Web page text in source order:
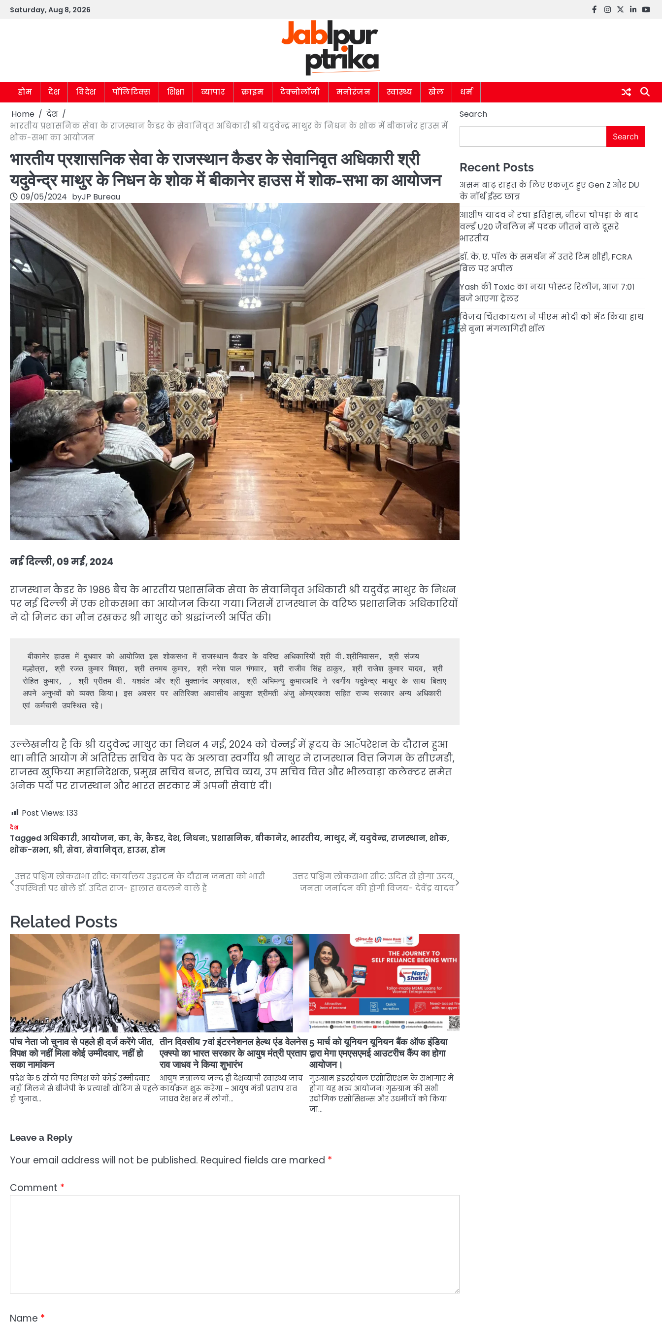
SkipSaturday, Aug 8, 2026 Facebook
instagram
twitter
linkedin
होम देश विदेश पॉलिटिक्स शिक्षा व्यापार क्राइम टेक्नोलॉजी मनोरंजन स्वास्थ्य खेल धर्म
Home
देश
भारतीय प्रशासनिक सेवा के राजस्थान कैडर के सेवानिवृत अधिकारी श्री यदुवेन्द्र माथुर के निधन के शोक में बीकानेर हाउस में
शोक-सभा का आयोजन
भारतीय प्रशासनिक सेवा के राजस्थान कैडर के सेवानिवृत अधिकारी श्री
यदुवेन्द्र माथुर के निधन के शोक में बीकानेर हाउस में शोक-सभा का आयोजन
09/05/2024 byJP Bureau
नई दिल्ली, 09 मई, 2024
राजस्थान कैडर के 1986 बैच के भारतीय प्रशासनिक सेवा के सेवानिवृत अधिकारी श्री यदुवेंद्र माथुर के निधन
पर नई दिल्ली में एक शोकसभा का आयोजन किया गया। जिसमें राजस्थान के वरिष्ठ प्रशासनिक अधिकारियों
ने दो मिनट का मौन रखकर श्री माथुर को श्रद्धांजली अर्पित की।
मल्होत्रा, श्री रजत कुमार मिश्रा, श्री तनमय कुमार, श्री नरेश पाल गंगवार, श्री राजीव सिंह ठाकुर, श्री राजेश कुमार यादव, श्री
रोहित कुमार, , श्री प्रीतम वी. यशवंत और श्री मुक्तानंद अग्रवाल, श्री अभिमन्यु कुमारआदि ने स्वर्गीय यदुवेन्द्र माथुर के साथ बिताए
अपने अनुभवों को व्यक्त किया। इस अवसर पर अतिरिक्त आवासीय आयुक्त श्रीमती अंजु ओमप्रकाश सहित राज्य सरकार अन्य अधिकारी
एवं कर्मचारी उपस्थित रहेे।
उल्लेखनीय है कि श्री यदुवेन्द्र माथुर का निधन 4 मई, 2024 को चेन्नई में हृदय के आॅपरेशन के दौरान हुआ
था। नीति आयोग में अतिरिक्त सचिव के पद के अलावा स्वर्गीय श्री माथुर ने राजस्थान वित्त निगम के सीएमडी,
राजस्व खुफिया महानिदेशक, प्रमुख सचिव बजट, सचिव व्यय, उप सचिव वित्त और भीलवाड़ा कलेक्टर समेत
अनेक पदों पर राजस्थान और भारत सरकार में अपनी सेवाएं दी।
Post Views: 133
देश
Tagged अधिकारी, आयोजन,का,के,कैडर,देश,निधन:,प्रशासनिक,बीकानेर, भारतीय,माथुर,में,यदुवेन्द्र,राजस्थान, शोक,
शोक-सभा,श्री,सेवा,सेवानिवृत,हाउस,होम
Post
उत्तर पश्चिम लोकसभा सीट: कार्यालय उद्घाटन के दौरान जनता को भारी
उपस्थिती पर बोले डॉ. उदित राज- हालात बदलने वाले हैं
उत्तर पश्चिम लोकसभा सीट: उदित से होगा उदय,
जनता जर्नादन की होगी विजय- देवेंद्र यादव
Related Posts
पांच नेता जो चुनाव से पहले ही दर्ज करेंगे जीत,
विपक्ष को नहीं मिला कोई उम्मीदवार, नहीं हो
सका नामांकन
प्रदेश के 5 सीटों पर विपक्ष को कोई उम्मीदवार
नहीं मिलने से बीजेपी के प्रत्याशी वोटिंग से पहले
ही चुनाव…
तीन दिवसीय 7वां इंटरनेशनल हेल्थ एंड वेलनेस
एक्स्पो का भारत सरकार के आयुष मंत्री प्रताप
राव जाधव ने किया शुभारंभ
आयुष मंत्रालय जल्द ही देशव्यापी स्वास्थ्य जांच
कार्यक्रम शुरू करेगा – आयुष मंत्री प्रताप राव
जाधव देश भर में लोगों…
5 मार्च को यूनियन यूनियन बैंक ऑफ इंडिया
द्वारा मेगा एमएसएमई आउटरीच कैंप का होगा
आयोजन।
गुरुग्राम इंडस्ट्रीयल एसोसिएशन के सभागार मे
होगा यह भव्य आयोजन। गुरुग्राम की सभी
उद्योगिक एसोसिशन्स और उधमीयों को किया
जा…
Leave a Reply
Your email address will not be published. Required fields are marked *
Comment *
Name *
Search
Search
Recent Posts
असम बाढ़ राहत के लिए एकजुट हुए Gen Z और DU
के नॉर्थ ईस्ट छात्र
आशीष यादव ने रचा इतिहास, नीरज चोपड़ा के बाद
वर्ल्ड U20 जैवलिन में पदक जीतने वाले दूसरे
भारतीय
डॉ. के. ए. पॉल के समर्थन में उतरे टिम शीही, FCRA
बिल पर अपील
Yash की Toxic का नया पोस्टर रिलीज, आज 7:01
बजे आएगा ट्रेलर
विजय चिंतकायला ने पीएम मोदी को भेंट किया हाथ
से बुना मंगलागिरी शॉल